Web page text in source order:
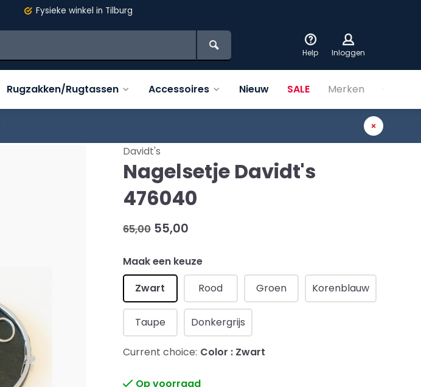
Fysieke winkel in Tilburg
Help Inloggen
Rugzakken/Rugtassen Accessoires Nieuw SALE Merken Over
Davidt's
Nagelsetje Davidt's
476040
65,00 55,00
Maak een keuze
Zwart
Rood Groen Korenblauw
Taupe Donkergrijs
Current choice: Color : Zwart
Op voorraad